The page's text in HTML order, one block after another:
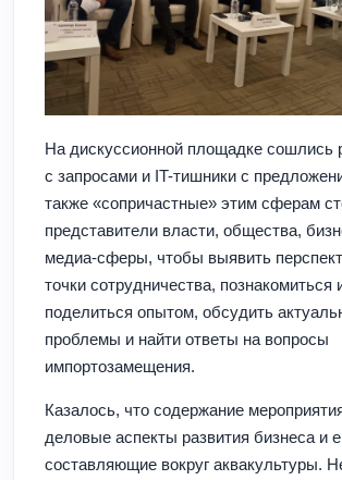
На дискуссионной площадке сошлись
с запросами и IT-тишники с
также «сопричастные» этим сферам
представители власти, общества,
медиа-сферы, чтобы выявить
точки сотрудничества, познакомиться
поделиться опытом, обсудить
проблемы и найти ответы на вопросы
импортозамещения.
Казалось, что содержание
деловые аспекты развития бизнеса и
составляющие вокруг аквакультуры.